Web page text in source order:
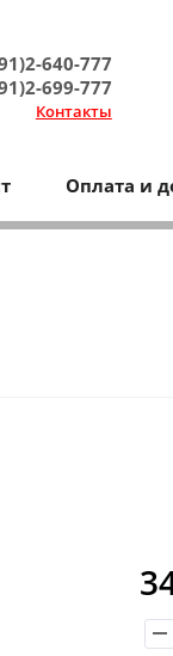
640-777
699-777
Контакты
Оплата и